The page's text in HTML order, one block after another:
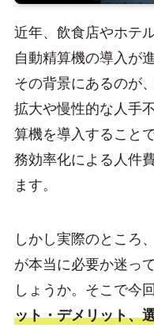
近年、飲食店やホテ
自動精算機の導入が
その背景にあるのが
拡大や慢性的な人手
算機を導入すること
務効率化による人件
ます。
しかし実際のところ
が本当に必要か迷っ
しょうか。そこで今回
ット・デメリット、